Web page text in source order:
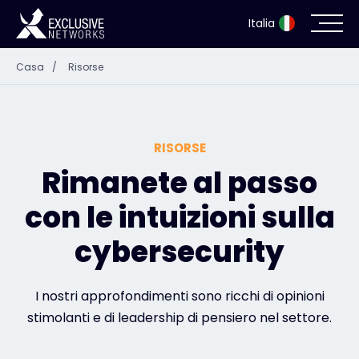
Italia
Risorse
Azienda
Portale dei partner
Casa / Risorse
RISORSE
Rimanete al passo
con le intuizioni sulla
cybersecurity
I nostri approfondimenti sono ricchi di opinioni
stimolanti e di leadership di pensiero nel settore.